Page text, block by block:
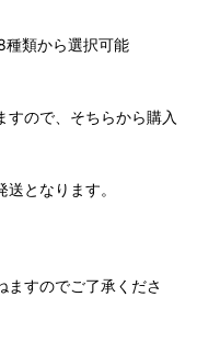
類から選択可能
ので、そちらから購入
となります。
ますのでご了承くださ